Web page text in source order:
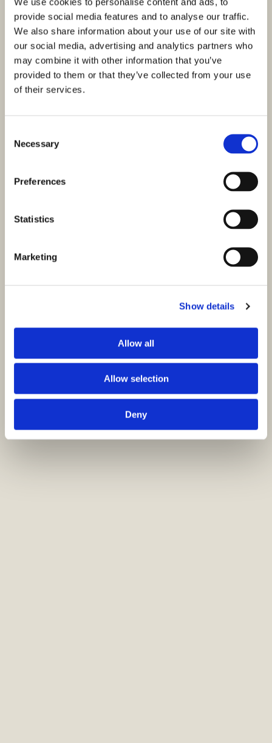
provide social media features and to analyse our traffic.
We also share information about your use of our site with
our social media, advertising and analytics partners who
may combine it with other information that you’ve
provided to them or that they’ve collected from your use
of their services.
Selection
Necessary
Preferences
Statistics
Marketing
Show details
Allow all
Allow selection
Deny